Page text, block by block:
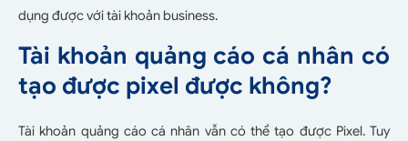
dụng được với tài khoản business.
Tài khoản quảng cáo cá nhân có
tạo được pixel được không?
Tài khoản quảng cáo cá nhân vẫn có thể tạo được Pixel. Tuy